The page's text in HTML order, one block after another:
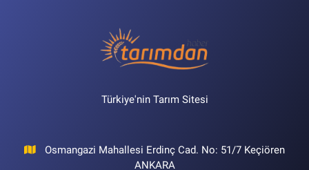
Türkiye'nin Tarım Sitesi
Osmangazi Mahallesi Erdinç Cad. No: 51/7 Keçiören
ANKARA